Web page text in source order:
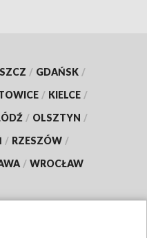
/ GDAŃSK /
/ KIELCE /
/ OLSZTYN /
/ RZESZÓW /
/ WROCŁAW